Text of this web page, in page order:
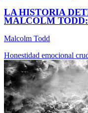
LA HISTORIA
MALCOLM
Malcolm Todd
Honestidad emocional